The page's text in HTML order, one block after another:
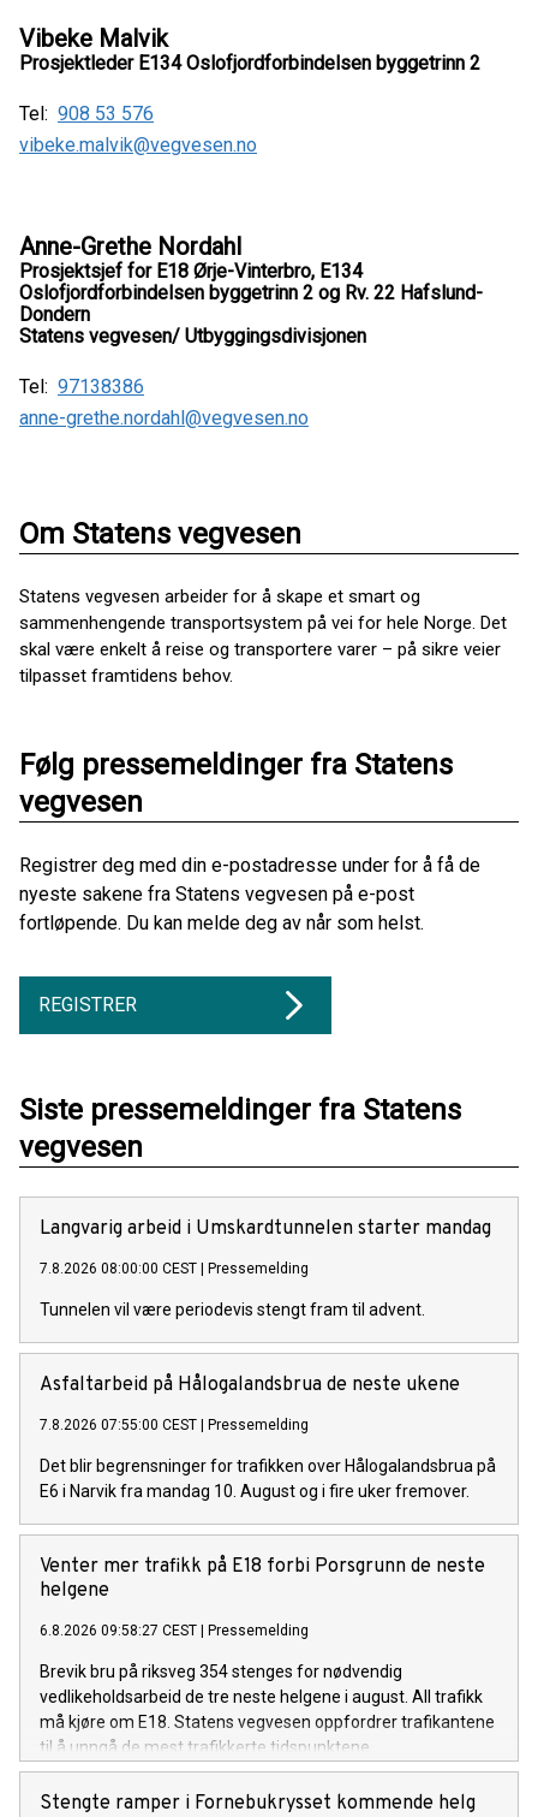
Vibeke Malvik
Prosjektleder E134 Oslofjordforbindelsen byggetrinn 2
Tel: 908 53 576
vibeke.malvik@vegvesen.no
Anne-Grethe Nordahl
Prosjektsjef for E18 Ørje-Vinterbro, E134
Oslofjordforbindelsen byggetrinn 2 og Rv. 22 Hafslund-
Dondern
Statens vegvesen/ Utbyggingsdivisjonen
Tel: 97138386
anne-grethe.nordahl@vegvesen.no
Om Statens vegvesen
Statens vegvesen arbeider for å skape et smart og
sammenhengende transportsystem på vei for hele Norge. Det
skal være enkelt å reise og transportere varer – på sikre veier
tilpasset framtidens behov.
Følg pressemeldinger fra Statens
vegvesen
Registrer deg med din e-postadresse under for å få de
nyeste sakene fra Statens vegvesen på e-post
fortløpende. Du kan melde deg av når som helst.
REGISTRER
Siste pressemeldinger fra Statens
vegvesen
Langvarig arbeid i Umskardtunnelen starter mandag
7.8.2026 08:00:00 CEST Pressemelding
Tunnelen vil være periodevis stengt fram til advent.
Asfaltarbeid på Hålogalandsbrua de neste ukene
7.8.2026 07:55:00 CEST Pressemelding
Det blir begrensninger for trafikken over Hålogalandsbrua på
E6 i Narvik fra mandag 10. August og i fire uker fremover.
Venter mer trafikk på E18 forbi Porsgrunn de neste
helgene
6.8.2026 09:58:27 CEST Pressemelding
Brevik bru på riksveg 354 stenges for nødvendig
vedlikeholdsarbeid de tre neste helgene i august. All trafikk
må kjøre om E18. Statens vegvesen oppfordrer trafikantene
til å unngå de mest trafikkerte tidspunktene.
Stengte ramper i Fornebukrysset kommende helg